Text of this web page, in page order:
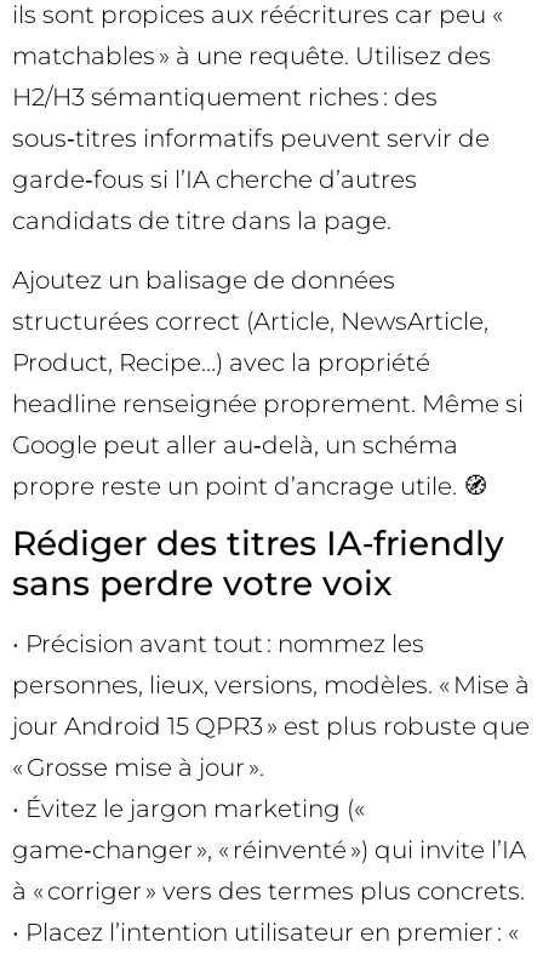
ils sont propices aux réécritures car peu «
matchables » à une requête. Utilisez des
H2/H3 sémantiquement riches : des
sous‑titres informatifs peuvent servir de
garde‑fous si l’IA cherche d’autres
candidats de titre dans la page.
Ajoutez un balisage de données
structurées correct (Article, NewsArticle,
Product, Recipe…) avec la propriété
headline renseignée proprement. Même si
Google peut aller au‑delà, un schéma
propre reste un point d’ancrage utile. 🧭
Rédiger des titres IA‑friendly
sans perdre votre voix
• Précision avant tout : nommez les
personnes, lieux, versions, modèles. « Mise à
jour Android 15 QPR3 » est plus robuste que
« Grosse mise à jour ».
• Évitez le jargon marketing («
game‑changer », « réinventé ») qui invite l’IA
à « corriger » vers des termes plus concrets.
• Placez l’intention utilisateur en premier : «